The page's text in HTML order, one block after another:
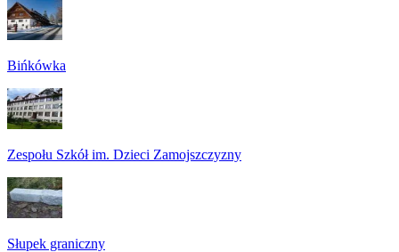
Bińkówka
Zespołu Szkół im. Dzieci Zamojszczyzny
Słupek graniczny